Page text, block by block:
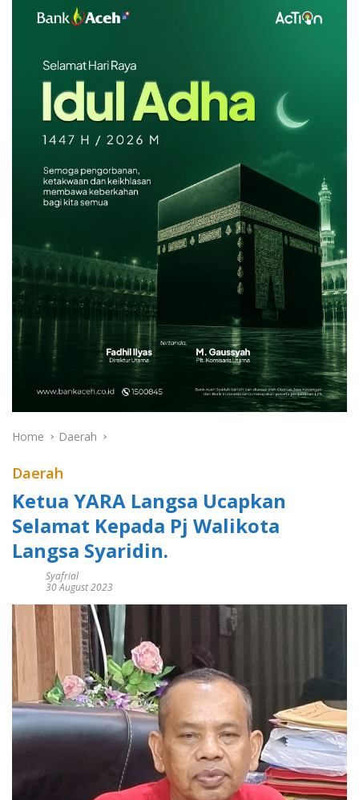
Home Daerah
Daerah
Ketua YARA Langsa Ucapkan
Selamat Kepada Pj Walikota
Langsa Syaridin.
Syafrial
30 August 2023